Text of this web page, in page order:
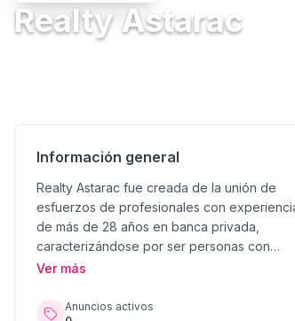
Realty Astarac
Información general
Realty Astarac fue creada de la unión de
esfuerzos de profesionales con experiencia
de más de 28 años en banca privada,
caracterizándose por ser personas con
profesionalismo, honradez, credibilidad y
objetivos asesorar al cliente para que pueda
Ver más
Anuncios activos